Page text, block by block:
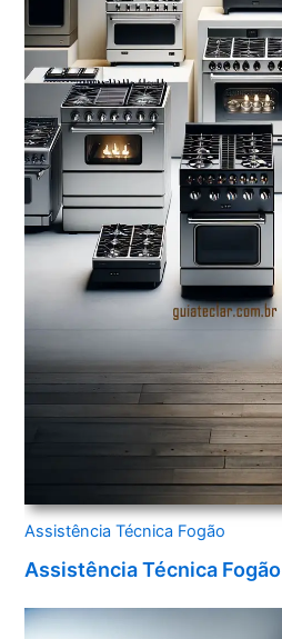
Assistência Técnica Fogão
Assistência Técnica Fogão